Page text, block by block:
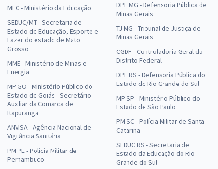
MEC - Ministério da Educação
SEDUC/MT - Secretaria de
Estado de Educação, Esporte e
Lazer do estado de Mato
Grosso
MME - Ministério de Minas e
Energia
MP GO - Ministério Público do
Estado de Goiás - Secretário
Auxiliar da Comarca de
Itapuranga
ANVISA - Agência Nacional de
Vigilância Sanitária
PM PE - Polícia Militar de
Pernambuco
DPE MG - Defensoria Pública de
Minas Gerais
TJ MG - Tribunal de Justiça de
Minas Gerais
CGDF - Controladoria Geral do
Distrito Federal
DPE RS - Defensoria Pública do
Estado do Rio Grande do Sul
MP SP - Ministério Público do
Estado de São Paulo
PM SC - Polícia Militar de Santa
Catarina
SEDUC RS - Secretaria de
Estado da Educação do Rio
Grande do Sul